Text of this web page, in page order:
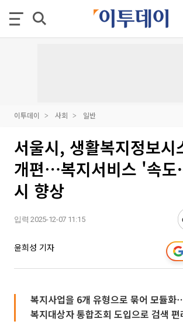
이투데이 사회 일반
서울시, 생활복지정보시
개편⋯복지서비스 '속도
시 향상
입력 2025-12-07 11:15
윤희성 기자
복지사업을 6개 유형으로 묶어 모듈화
복지대상자 통합조회 도입으로 검색 편